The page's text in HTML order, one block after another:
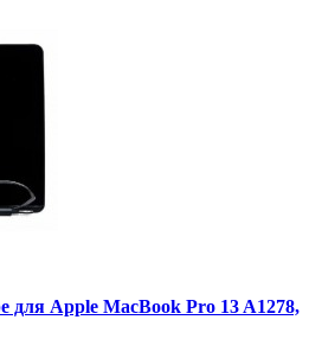
для Apple MacBook Pro 13 A1278,